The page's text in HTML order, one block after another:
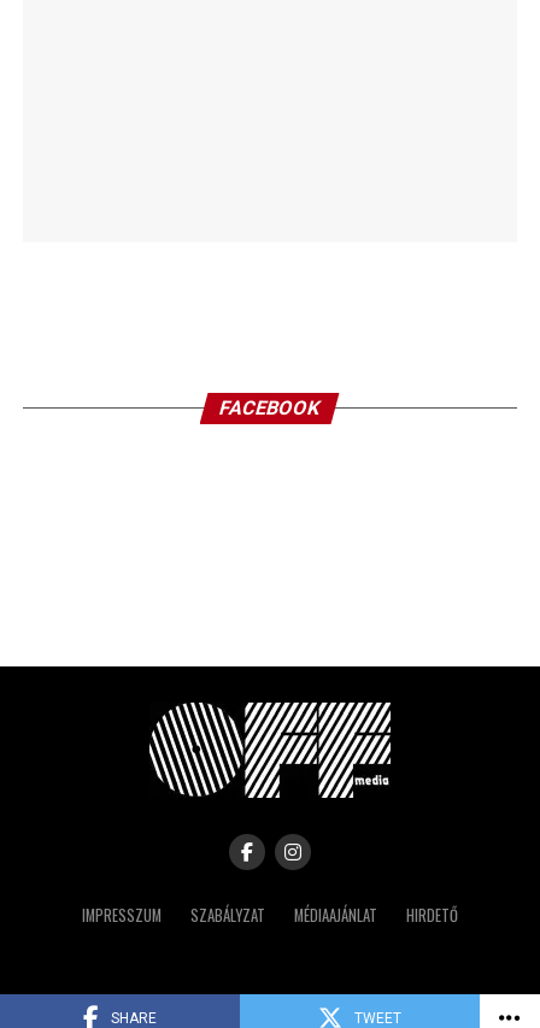
SHARE TWEET
FACEBOOK
IMPRESSZUM SZABÁLYZAT MÉDIAAJÁNLAT HIRDETŐ
Copyright © 2023 IRK